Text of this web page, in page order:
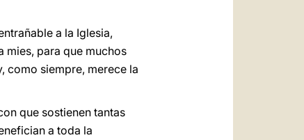
a la Iglesia,
mies, para que muchos
como siempre, merece la
que sostienen tantas
a toda la